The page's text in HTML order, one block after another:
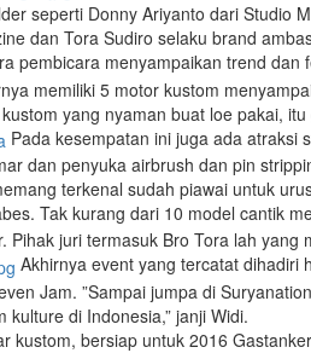
seperti Donny Ariyanto dari Studio
dan Tora Sudiro selaku brand
pembicara menyampaikan trend dan
memiliki 5 motor kustom
yang nyaman buat loe pakai,
Pada kesempatan ini juga ada atraksi
dan penyuka airbrush dan pin
terkenal sudah piawai untuk
Tak kurang dari 10 model cantik
juri termasuk Bro Tora lah yang
Akhirnya event yang tercatat dihadiri
Jam. ”Sampai jumpa di
di Indonesia,” janji Widi.
kustom, bersiap untuk 2016